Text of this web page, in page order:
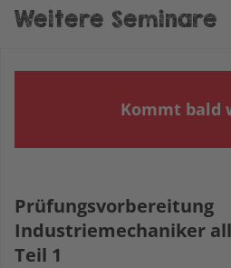
Weitere Seminare
Kommt bald
Prüfungsvorbereitung
Industriemechaniker
Teil 1